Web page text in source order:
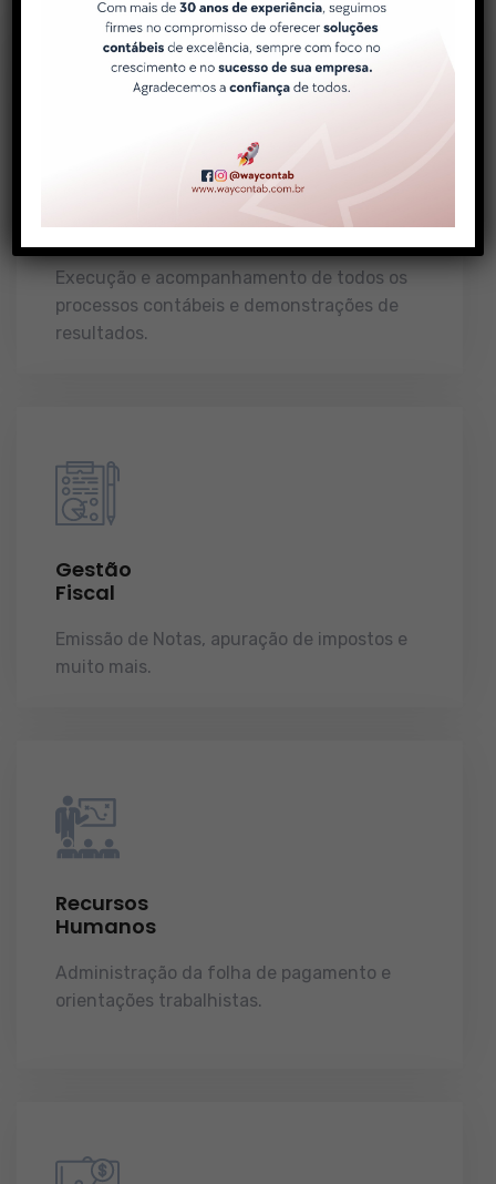
Contábil
Execução e acompanhamento de todos os
processos contábeis e demonstrações de
resultados.
Gestão
Fiscal
Emissão de Notas, apuração de impostos e
muito mais.
Recursos
Humanos
Administração da folha de pagamento e
orientações trabalhistas.